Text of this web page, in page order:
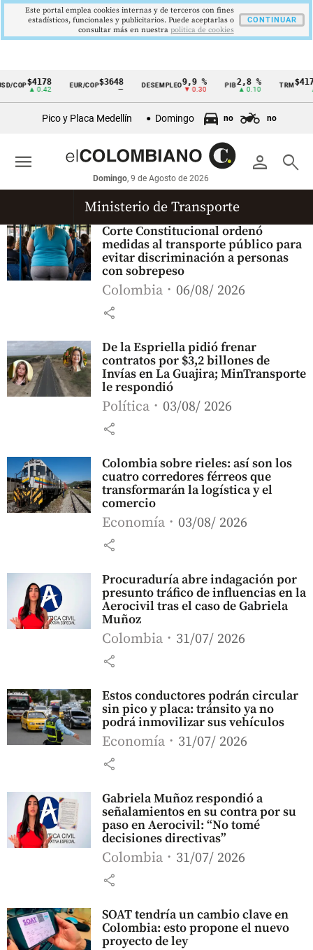
Cintillo
económicos
Colombia
COP$4178
▲ 0.42
EUR/COP$3648 DESEMPLEO9,9 %
▼ 0.30
PIB 2,8 %
▲ 0.10
TRM
Pico y Placa Medellín Domingo no no
person search
Domingo, 9 de Agosto de 2026
menu
Ministerio de Transporte
Corte Constitucional ordenó
medidas al transporte público para
evitar discriminación a personas
con sobrepeso
Colombia 06/08/ 2026
share
De la Espriella pidió frenar
contratos por $3,2 billones de
Invías en La Guajira; MinTransporte
le respondió
Política 03/08/ 2026
share
Colombia sobre rieles: así son los
cuatro corredores férreos que
transformarán la logística y el
comercio
Economía 03/08/ 2026
share
Procuraduría abre indagación por
presunto tráfico de influencias en la
Aerocivil tras el caso de Gabriela
Muñoz
Colombia 31/07/ 2026
share
Estos conductores podrán circular
sin pico y placa: tránsito ya no
podrá inmovilizar sus vehículos
Economía 31/07/ 2026
share
Gabriela Muñoz respondió a
señalamientos en su contra por su
paso en Aerocivil: “No tomé
decisiones directivas”
Colombia 31/07/ 2026
share
SOAT tendría un cambio clave en
Colombia: esto propone el nuevo
proyecto de ley
Este portal emplea cookies internas y de terceros con fines
estadísticos, funcionales y publicitarios. Puede aceptarlas o
consultar más en nuestra politica de cookies
CONTINUAR